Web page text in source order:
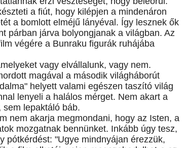
a fiút, hogy kilépjen a mindenáron
a bomlott elméjű lányéval. Így lesznek ők
párban járva bolyongjanak a világban. Az
végére a Bunraku figurák ruhájába
vagy elvállalunk, vagy nem.
magával a második világháborút
helyett valami egészen taszító világ
lenyeli a halálos mérget. Nem akart a
lepaktáló báb.
nem akarja megmondani, hogy az Isten, a
mozgatnak bennünket. Inkább úgy tesz,
pótkérdést: "Ugye mindnyájan érezzük,